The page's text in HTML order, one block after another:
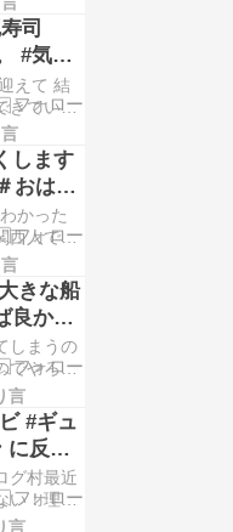
流出し、
メッセ
る問題
「ブッ
司
#気に
の切り
ねん。
た喜
えて 結
きていな
出来た
。そして
っとづ
寿司さん
で頼み
通るほ
します
おは朝
かった
西人です
ねーーき
関西人
ーー早坂
のレポー
この日が
の文字が
きな船
良かっ
なくな
んね
覚悟
計介
しまうの
でやろう
本計介
あると
終わって
をやっ
るなーー
た岩本ア
…
言
#ギュ
に反応
グ村最近
い！理由
女子プ
言